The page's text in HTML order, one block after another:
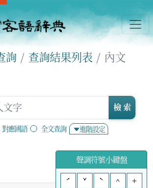
詢 查詢結果列表 內文
對應國語 全文查詢 進階設定
檢 索
聲調符號小鍵盤
ˊ
ˇ ˋ ^ +